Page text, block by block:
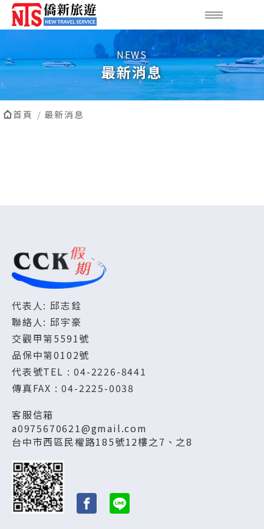
最新消息
首頁 最新消息
代表人: 邱志銓
聯絡人: 邱宇豪
交觀甲第5591號
品保中第0102號
代表號TEL : 04-2226-8441
傳真FAX : 04-2225-0038
客服信箱
a0975670621@gmail.com
台中市西區民權路185號12樓之7、之8